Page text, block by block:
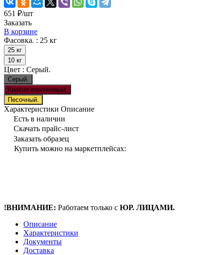
651 ₽/шт
Заказать
В корзине
Фасовка. : 25 кг
25 кг
10 кг
Цвет : Серый.
Серый.
Красно-коричневый.
Песочный.
Характеристики Описание
Есть в наличии
Скачать прайс-лист
Заказать образец
Купить можно на маркетплейсах:
!ВНИМАНИЕ: Работаем только с ЮР. ЛИЦАМИ.
Описание
Характеристики
Документы
Доставка